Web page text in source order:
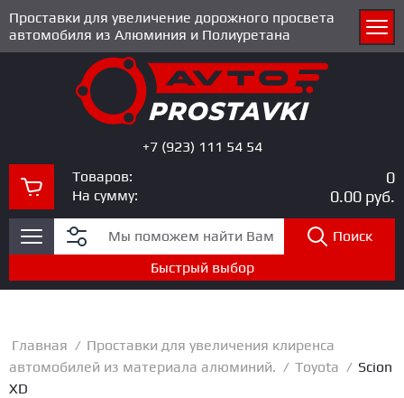
Проставки для увеличение дорожного просвета
автомобиля из Алюминия и Полиуретана
Поиск
+7 (923) 111 54 54
Товаров:
0
На сумму: 0.00 руб.
Быстрый выбор
Главная / Проставки для увеличения клиренса
автомобилей из материала алюминий. / Toyota / Scion
XD